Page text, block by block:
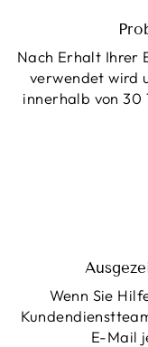
Nach Erhalt Ihrer
verwendet wird
innerhalb von 30
Wenn Sie
E-Mail